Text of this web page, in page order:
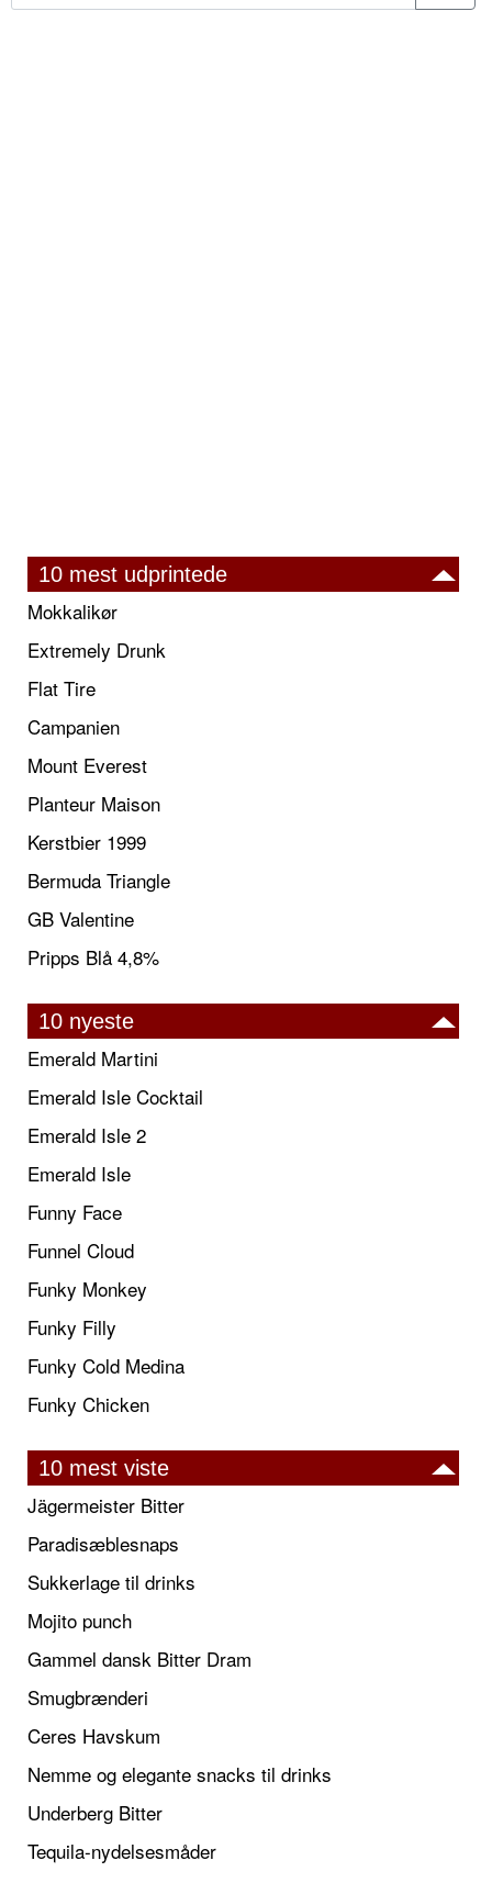
10 mest udprintede
Mokkalikør
Extremely Drunk
Flat Tire
Campanien
Mount Everest
Planteur Maison
Kerstbier 1999
Bermuda Triangle
GB Valentine
Pripps Blå 4,8%
10 nyeste
Emerald Martini
Emerald Isle Cocktail
Emerald Isle 2
Emerald Isle
Funny Face
Funnel Cloud
Funky Monkey
Funky Filly
Funky Cold Medina
Funky Chicken
10 mest viste
Jägermeister Bitter
Paradisæblesnaps
Sukkerlage til drinks
Mojito punch
Gammel dansk Bitter Dram
Smugbrænderi
Ceres Havskum
Nemme og elegante snacks til drinks
Underberg Bitter
Tequila-nydelsesmåder